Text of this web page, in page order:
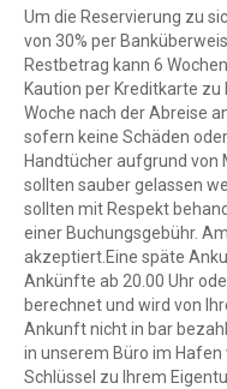
Um die Reservierung zu
von 30% per
Restbetrag kann 6
Kaution per Kreditkarte
Woche nach der Abreise
sofern keine Schäden
Handtücher aufgrund
sollten sauber gelassen
sollten mit Respekt
einer Buchungsgebühr.
akzeptiert.Eine späte
Ankünfte ab 20.00 Uhr
berechnet und wird von
Ankunft nicht in bar
in unserem Büro im Hafen
Schlüssel zu Ihrem